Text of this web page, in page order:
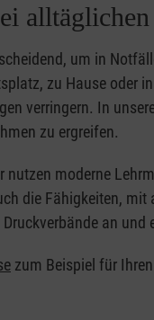
um in
zu Hause oder
verringern. In
zu ergreifen.
nutzen moderne
die Fähigkeiten,
an und
zum Beispiel für